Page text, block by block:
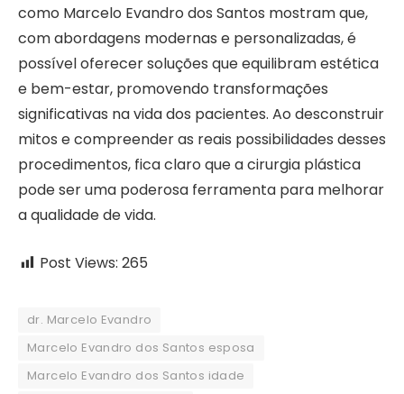
como Marcelo Evandro dos Santos mostram que,
com abordagens modernas e personalizadas, é
possível oferecer soluções que equilibram estética
e bem-estar, promovendo transformações
significativas na vida dos pacientes. Ao desconstruir
mitos e compreender as reais possibilidades desses
procedimentos, fica claro que a cirurgia plástica
pode ser uma poderosa ferramenta para melhorar
a qualidade de vida.
Post Views: 265
dr. Marcelo Evandro
Marcelo Evandro dos Santos esposa
Marcelo Evandro dos Santos idade